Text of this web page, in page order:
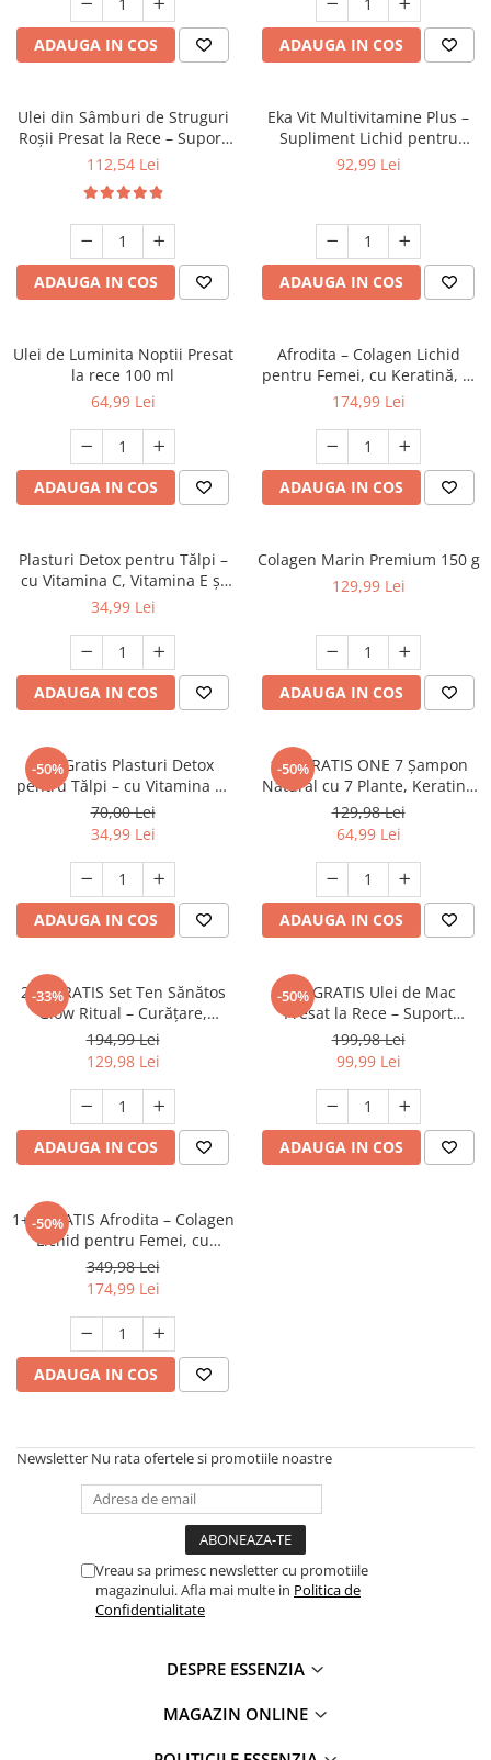
ADAUGA IN COS ADAUGA IN COS
Ulei din Sâmburi de Struguri
Roșii Presat la Rece – Suport
Natural pentru Inima si piele
112,54 Lei
ADAUGA IN COS
Eka Vit Multivitamine Plus –
Supliment Lichid pentru
Imunitate, Energie și
92,99 Lei
ADAUGA IN COS
Ulei de Luminita Noptii Presat
la rece 100 ml
64,99 Lei
ADAUGA IN COS
Afrodita – Colagen Lichid
pentru Femei, cu Keratină, L-
Cistină și Vitamine 500 ml
174,99 Lei
ADAUGA IN COS
Plasturi Detox pentru Tălpi –
cu Vitamina C, Vitamina E și
Uleiuri Naturale, 10 bucăți
34,99 Lei
ADAUGA IN COS
Colagen Marin Premium 150 g
129,99 Lei
ADAUGA IN COS
-50%
1+1 Gratis Plasturi Detox
pentru Tălpi – cu Vitamina C,
Vitamina E și Uleiuri Naturale,
10 bucăți - Copie
70,00 Lei
34,99 Lei
ADAUGA IN COS
-50%
1+1 GRATIS ONE 7 Șampon
Natural cu 7 Plante, Keratină
și Panthenol 250 ml – Fortifică
și Revitalizează Părul 250 ml
129,98 Lei
64,99 Lei
ADAUGA IN COS
-33%
2+1 GRATIS Set Ten Sănătos
Glow Ritual – Curățare,
Hidratare și Echilibru în 3 Pași
194,99 Lei
129,98 Lei
ADAUGA IN COS
-50%
1+1 GRATIS Ulei de Mac
Presat la Rece – Suport
Natural pentru Energie și
Echilibru 250 ml
199,98 Lei
99,99 Lei
ADAUGA IN COS
-50%
1+1 GRATIS Afrodita – Colagen
Lichid pentru Femei, cu
Keratină, L-Cistină și Vitamine
500 ml
349,98 Lei
174,99 Lei
ADAUGA IN COS
Newsletter Nu rata ofertele si promotiile noastre
Vreau sa primesc newsletter cu promotiile
magazinului. Afla mai multe in Politica de
Confidentialitate
DESPRE ESSENZIA
MAGAZIN ONLINE